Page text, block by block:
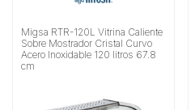
Migsa RTR-120L Vitrina Caliente
Sobre Mostrador Cristal Curvo
Acero Inoxidable 120 litros 67.8
cm